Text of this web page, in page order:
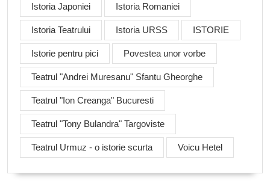
Istoria Japoniei Istoria Romaniei
Istoria Teatrului Istoria URSS ISTORIE
Istorie pentru pici Povestea unor vorbe
Teatrul "Andrei Muresanu" Sfantu Gheorghe
Teatrul "Ion Creanga" Bucuresti
Teatrul "Tony Bulandra" Targoviste
Teatrul Urmuz - o istorie scurta Voicu Hetel